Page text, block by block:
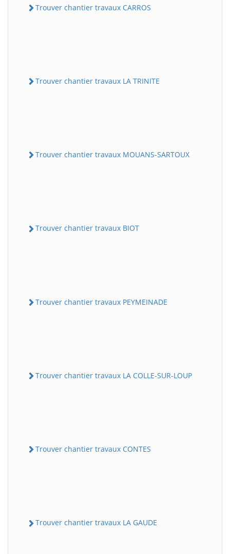
Trouver chantier travaux CARROS
Trouver chantier travaux LA TRINITE
Trouver chantier travaux MOUANS-SARTOUX
Trouver chantier travaux BIOT
Trouver chantier travaux PEYMEINADE
Trouver chantier travaux LA COLLE-SUR-LOUP
Trouver chantier travaux CONTES
Trouver chantier travaux LA GAUDE